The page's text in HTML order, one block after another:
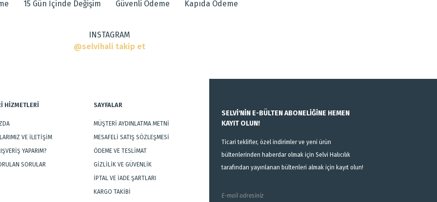
Gönder
15 Gün İçinde Değişim Güvenli Ödeme Kapıda Ödeme
INSTAGRAM
@selvihali takip et
HİZMETLERİ
VE İLETİŞİM
YAPARIM?
SORULAR
SAYFALAR
MÜŞTERİ AYDINLATMA METNİ
MESAFELİ SATIŞ SÖZLEŞMESİ
ÖDEME VE TESLİMAT
GİZLİLİK VE GÜVENLİK
İPTAL VE İADE ŞARTLARI
KARGO TAKİBİ
SELVİ'NİN E-BÜLTEN ABONELİĞİNE HEMEN
KAYIT OLUN!
Ticari teklifler, özel indirimler ve yeni ürün
bültenlerinden haberdar olmak için Selvi Halıcılık
tarafından yayınlanan bültenleri almak için kayıt olun!